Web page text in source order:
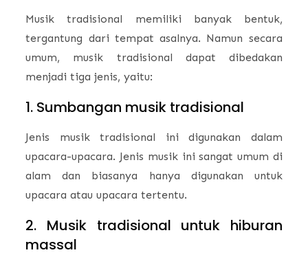
Musik tradisional memiliki banyak bentuk,
tergantung dari tempat asalnya. Namun secara
umum, musik tradisional dapat dibedakan
menjadi tiga jenis, yaitu:
1. Sumbangan musik tradisional
Jenis musik tradisional ini digunakan dalam
upacara-upacara. Jenis musik ini sangat umum di
alam dan biasanya hanya digunakan untuk
upacara atau upacara tertentu.
2. Musik tradisional untuk hiburan
massal